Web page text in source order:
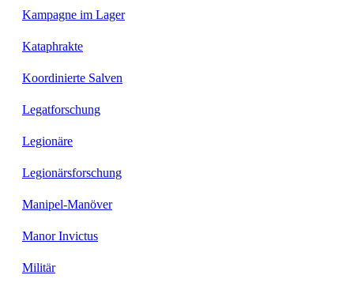
Kampagne im Lager
Kataphrakte
Koordinierte Salven
Legatforschung
Legionäre
Legionärsforschung
Manipel-Manöver
Manor Invictus
Militär